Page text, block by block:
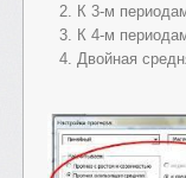
К 3-м
К 4-м
Двойная